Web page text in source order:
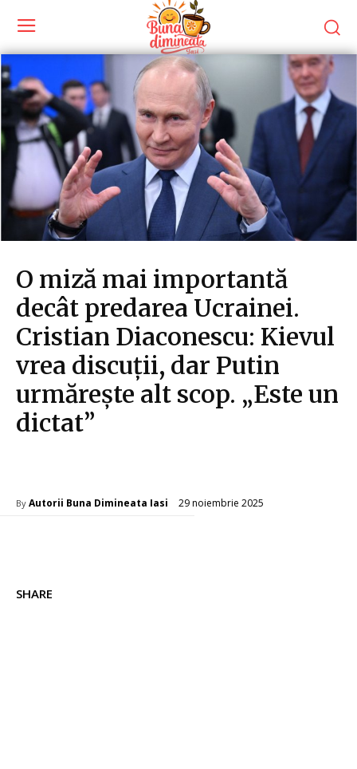
O miză mai importantă
decât predarea Ucrainei.
Cristian Diaconescu: Kievul
vrea discuții, dar Putin
urmărește alt scop. „Este un
dictat”
By Autorii Buna Dimineata Iasi 29 noiembrie 2025
SHARE